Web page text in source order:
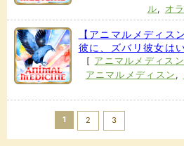
ル, オ
【アニマルメディス
彼に、ズバリ彼女は
[ アニマルメディスン
アニマルメディスン ,
1 2 3